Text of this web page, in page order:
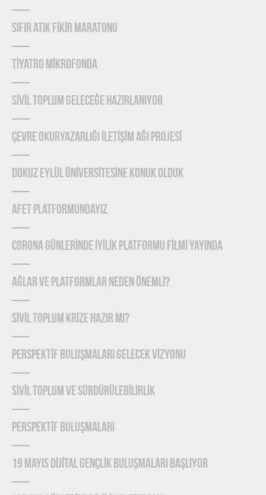
SIFIR ATIK FİKİR MARATONU
TİYATRO MİKROFONDA
SİVİL TOPLUM GELECEĞE HAZIRLANIYOR
ÇEVRE OKURYAZARLIĞI İLETİŞİM AĞI PROJESİ
DOKUZ EYLÜL ÜNİVERSİTESİNE KONUK OLDUK
AFET PLATFORMUNDAYIZ
CORONA GÜNLERİNDE İYİLİK PLATFORMU FİLMİ YAYINDA
Ağlar ve Platformlar Neden Önemlİ?
SİVİL TOPLUM KRİZE HAZIR MI?
PERSPEKTİF BULUŞMALARI GELECEK VİZYONU
SİVİL TOPLUM VE SÜRDÜRÜLEBİLİRLİK
PERSPEKTİF BULUŞMALARI
19 MAYIS DİJİTAL GENÇLİK BULUŞMALARI BAŞLIYOR